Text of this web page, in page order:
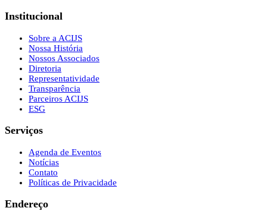
Institucional
Sobre a ACIJS
Nossa História
Nossos Associados
Diretoria
Representatividade
Transparência
Parceiros ACIJS
ESG
Serviços
Agenda de Eventos
Notícias
Contato
Políticas de Privacidade
Endereço